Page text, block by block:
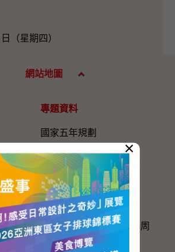
（星期四）
網站地圖
專題資料
國家五年規劃
國家憲法日
《基本法》
國旗、國徽、國歌
慶祝中國共產黨成立105周
×